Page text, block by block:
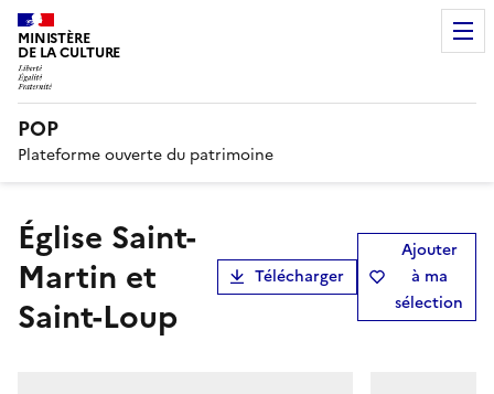
MINISTÈRE
DE LA CULTURE
POP
Plateforme ouverte du patrimoine
Église Saint-
Martin et
Saint-Loup
Télécharger
Ajouter
à ma
sélection